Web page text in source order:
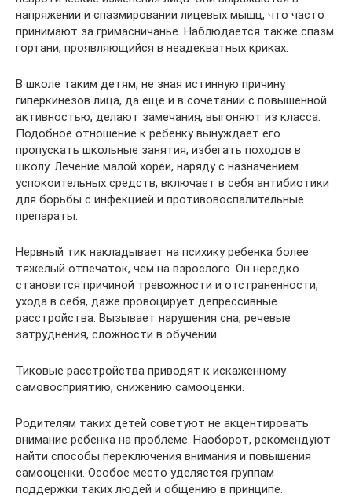
напряжении и спазмировании лицевых мышц, что часто
принимают за гримасничанье. Наблюдается также спазм
гортани, проявляющийся в неадекватных криках.
В школе таким детям, не зная истинную причину
гиперкинезов лица, да еще и в сочетании с повышенной
активностью, делают замечания, выгоняют из класса.
Подобное отношение к ребенку вынуждает его
пропускать школьные занятия, избегать походов в
школу. Лечение малой хореи, наряду с назначением
успокоительных средств, включает в себя антибиотики
для борьбы с инфекцией и противовоспалительные
препараты.
Нервный тик накладывает на психику ребенка более
тяжелый отпечаток, чем на взрослого. Он нередко
становится причиной тревожности и отстраненности,
ухода в себя, даже провоцирует депрессивные
расстройства. Вызывает нарушения сна, речевые
затруднения, сложности в обучении.
Тиковые расстройства приводят к искаженному
самовосприятию, снижению самооценки.
Родителям таких детей советуют не акцентировать
внимание ребенка на проблеме. Наоборот, рекомендуют
найти способы переключения внимания и повышения
самооценки. Особое место уделяется группам
поддержки таких людей и общению в принципе.